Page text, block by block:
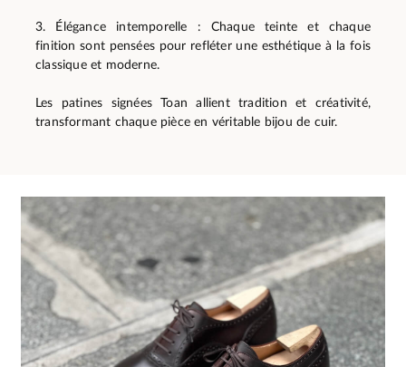
3. Élégance intemporelle : Chaque teinte et chaque
finition sont pensées pour refléter une esthétique à la fois
classique et moderne.
Les patines signées Toan allient tradition et créativité,
transformant chaque pièce en véritable bijou de cuir.